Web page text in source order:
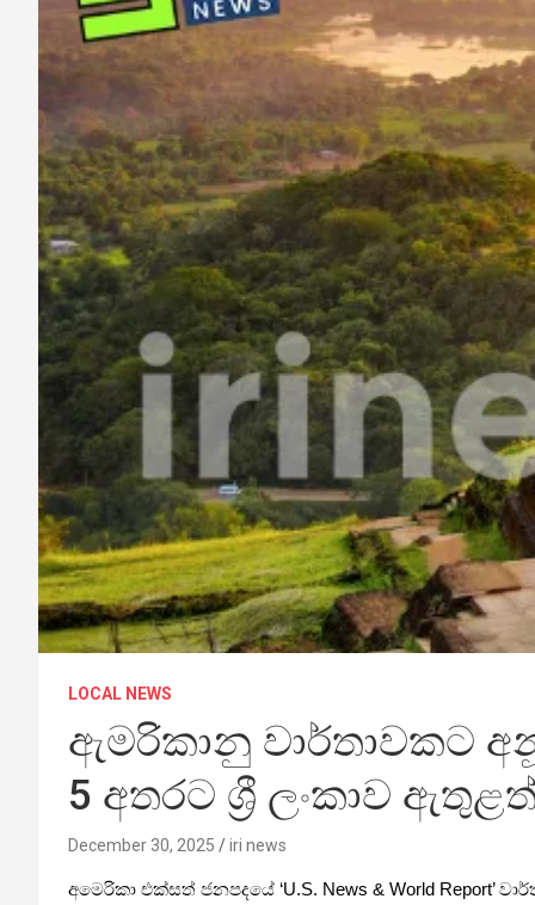
LOCAL NEWS
ඇමරිකානු වාර්තාවකට
5 අතරට ශ්‍රී ලංකාව
December 30, 2025 iri news
අමෙරිකා එක්සත් ජනපදයේ ‘U.S. News & World